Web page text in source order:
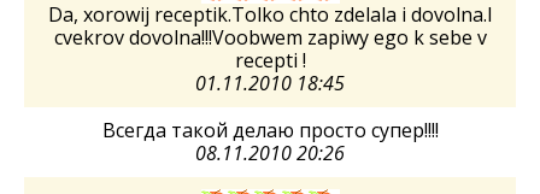
Da, xorowij receptik.Tolko chto zdelala i dovolna.I
cvekrov dovolna!!!Voobwem zapiwy ego k sebe v
recepti !
01.11.2010 18:45
Всегда такой делаю просто супер!!!!
08.11.2010 20:26